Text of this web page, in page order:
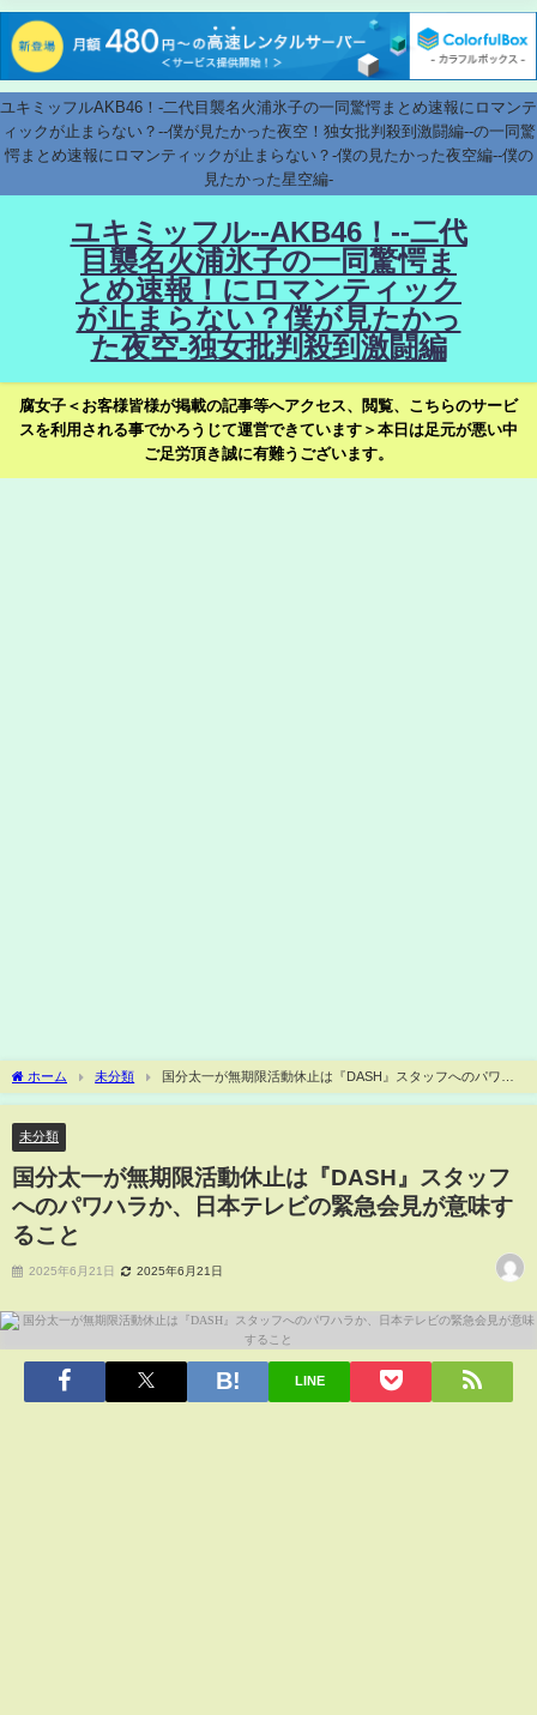
ユキミッフルAKB46！-二代目襲名火浦氷子の一同驚愕まとめ速報にロマンテ
ィックが止まらない？--僕が見たかった夜空！独女批判殺到激闘編--の一同驚
愕まとめ速報にロマンティックが止まらない？-僕の見たかった夜空編--僕の
見たかった星空編-
ユキミッフル--AKB46！--二代
目襲名火浦氷子の一同驚愕ま
とめ速報！にロマンティック
が止まらない？僕が見たかっ
た夜空-独女批判殺到激闘編
腐女子＜お客様皆様が掲載の記事等へアクセス、閲覧、こちらのサービ
スを利用される事でかろうじて運営できています＞本日は足元が悪い中
ご足労頂き誠に有難うございます。
ホーム 未分類
国分太一が無期限活動休止は『DASH』スタッフへのパワハ
ラか、日本テレビの緊急会見が意味すること
未分類
国分太一が無期限活動休止は『DASH』スタッフ
へのパワハラか、日本テレビの緊急会見が意味す
ること
2025年6月21日 2025年6月21日
LINE